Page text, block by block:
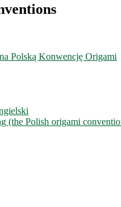
Polską Konwencję Origami
(the Polish origami